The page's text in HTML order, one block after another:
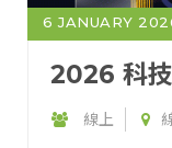
6 JANUARY
2026 科
線上